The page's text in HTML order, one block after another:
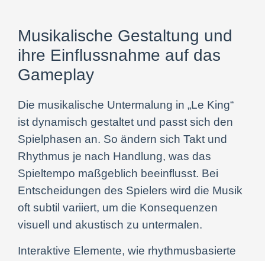
Musikalische Gestaltung und
ihre Einflussnahme auf das
Gameplay
Die musikalische Untermalung in „Le King“
ist dynamisch gestaltet und passt sich den
Spielphasen an. So ändern sich Takt und
Rhythmus je nach Handlung, was das
Spieltempo maßgeblich beeinflusst. Bei
Entscheidungen des Spielers wird die Musik
oft subtil variiert, um die Konsequenzen
visuell und akustisch zu untermalen.
Interaktive Elemente, wie rhythmusbasierte